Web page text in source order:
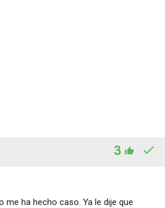
3
me ha hecho caso. Ya le dije que